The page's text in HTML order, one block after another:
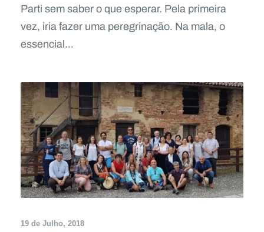
Parti sem saber o que esperar. Pela primeira
vez, iria fazer uma peregrinação. Na mala, o
essencial...
19 de Julho, 2018